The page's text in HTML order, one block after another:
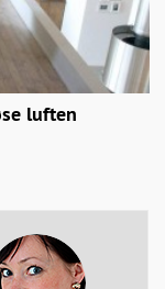
luften